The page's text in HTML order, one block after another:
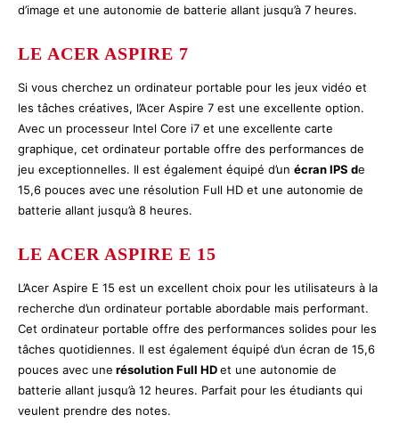
d’image et une autonomie de batterie allant jusqu’à 7 heures.
LE ACER ASPIRE 7
Si vous cherchez un ordinateur portable pour les jeux vidéo et
les tâches créatives, l’Acer Aspire 7 est une excellente option.
Avec un processeur Intel Core i7 et une excellente carte
graphique, cet ordinateur portable offre des performances de
jeu exceptionnelles. Il est également équipé d’un écran IPS de
15,6 pouces avec une résolution Full HD et une autonomie de
batterie allant jusqu’à 8 heures.
LE ACER ASPIRE E 15
L’Acer Aspire E 15 est un excellent choix pour les utilisateurs à la
recherche d’un ordinateur portable abordable mais performant.
Cet ordinateur portable offre des performances solides pour les
tâches quotidiennes. Il est également équipé d’un écran de 15,6
pouces avec une résolution Full HDet une autonomie de
batterie allant jusqu’à 12 heures. Parfait pour les étudiants qui
veulent prendre des notes.